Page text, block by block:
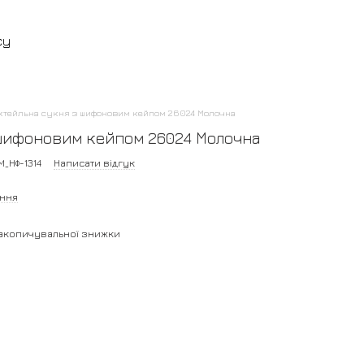
сукня з шифоновим кейпом 26024 Молочна
кейпом 26024 Молочна
1314 Написати відгук
знижки